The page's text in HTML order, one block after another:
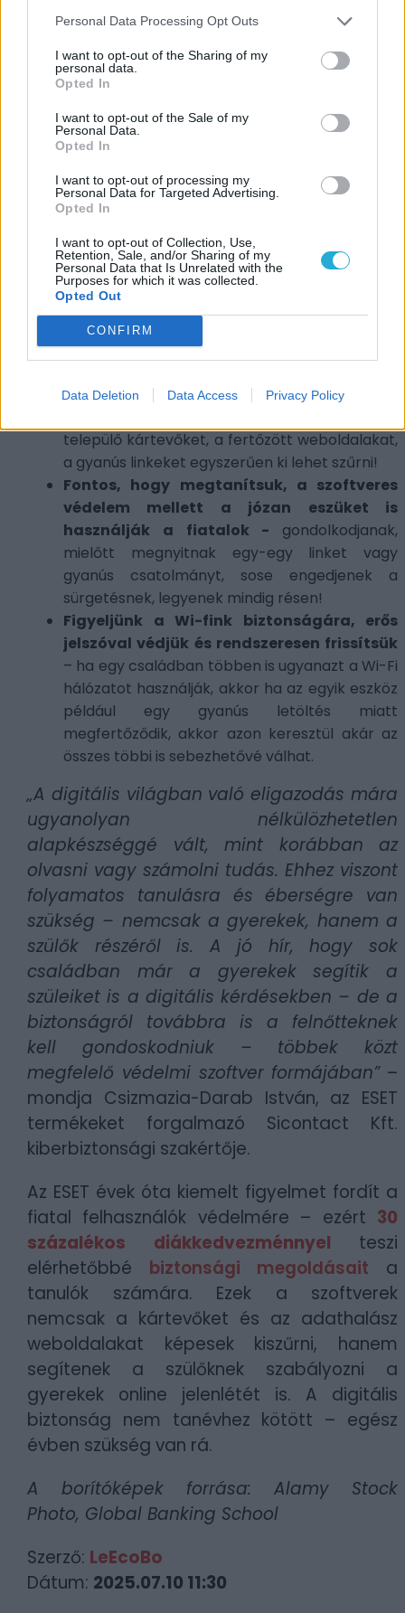
Personal Data Processing Opt Outs
I want to opt-out of the Sharing of my
personal data.
Opted In
I want to opt-out of the Sale of my
Personal Data.
Opted In
I want to opt-out of processing my
Personal Data for Targeted Advertising.
Opted In
I want to opt-out of Collection, Use,
Retention, Sale, and/or Sharing of my
Personal Data that Is Unrelated with the
Purposes for which it was collected.
Opted Out
CONFIRM
Data Deletion Data Access Privacy Policy
szoftvert használjanak, amely figyelmeztet az
illetéktelen hozzáférési kísérletekre.
Ellenőrizzék rendszeresen az
valamint azt, hogy az egyes alkalmazások
mihez férnek hozzá a telefonon. Nézzék át,
beállításai rendben vannak-e és nem
nyilvános-e minden adatuk.
Frissítsék az eszközeik szoftverét és
operációs rendszerét , illetve rendszeresen
készítsenek biztonsági mentést külső
adathordozóra.
Minden eszközükön használjanak
megbízható gyártótól vásárolt védelmi
kártevő-adatbázisát, így azonnal reagál a
települő kártevőket, a fertőzött weboldalakat,
a gyanús linkeket egyszerűen ki lehet szűrni!
Fontos, hogy megtanítsuk, a szoftveres
védelem mellett a józan eszüket is
használják a fiatalok - gondolkodjanak,
mielőtt megnyitnak egy-egy linket vagy
gyanús csatolmányt, sose engedjenek a
sürgetésnek, legyenek mindig résen!
Figyeljünk a Wi-fink biztonságára, erős
jelszóval védjük és rendszeresen frissítsük
– ha egy családban többen is ugyanazt a Wi-Fi
hálózatot használják, akkor ha az egyik eszköz
például egy gyanús letöltés miatt
megfertőződik, akkor azon keresztül akár az
összes többi is sebezhetővé válhat.
„A digitális világban való eligazodás mára
ugyanolyan nélkülözhetetlen
alapkészséggé vált, mint korábban az
olvasni vagy számolni tudás. Ehhez viszont
folyamatos tanulásra és éberségre van
szükség – nemcsak a gyerekek, hanem a
szülők részéről is. A jó hír, hogy sok
családban már a gyerekek segítik a
szüleiket is a digitális kérdésekben – de a
biztonságról továbbra is a felnőtteknek
kell gondoskodniuk – többek közt
megfelelő védelmi szoftver formájában”–
mondja Csizmazia-Darab István, az ESET
termékeket forgalmazó Sicontact Kft.
kiberbiztonsági szakértője.
Az ESET évek óta kiemelt figyelmet fordít a
fiatal felhasználók védelmére – ezért 30
százalékos diákkedvezménnyel teszi
elérhetőbbé biztonsági megoldásait a
tanulók számára. Ezek a szoftverek
nemcsak a kártevőket és az adathalász
weboldalakat képesek kiszűrni, hanem
segítenek a szülőknek szabályozni a
gyerekek online jelenlétét is. A digitális
biztonság nem tanévhez kötött – egész
évben szükség van rá.
A borítóképek forrása: Alamy Stock
Photo, Global Banking School
Szerző: LeEcoBo
Dátum: 2025.07.10 11:30